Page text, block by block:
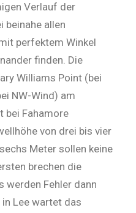
Verlauf der
beinahe allen
perfektem Winkel
finden. Die
Williams Point (bei
NW-Wind) am
bei Fahamore
von drei bis vier
Meter sollen keine
brechen die
werden Fehler dann
Lee wartet das